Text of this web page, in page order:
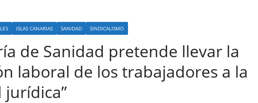
ISLAS CANARIAS SANIDAD SINDICALISMO
de Sanidad pretende llevar la
laboral de los trabajadores a la